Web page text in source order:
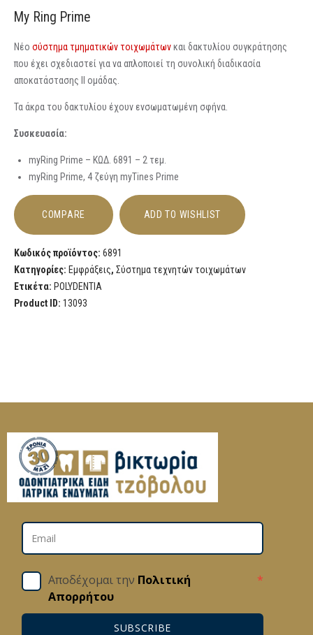
My Ring Prime
Νέο σύστημα τμηματικών τοιχωμάτωνκαι δακτυλίου συγκράτησης
που έχει σχεδιαστεί για να απλοποιεί τη συνολική διαδικασία
αποκατάστασης II ομάδας.
Τα άκρα του δακτυλίου έχουν ενσωματωμένη σφήνα.
Συσκευασία:
myRing Prime – ΚΩΔ. 6891 – 2 τεμ.
myRing Prime, 4 ζεύγη myTines Prime
COMPARE ADD TO WISHLIST
Κωδικός προϊόντος: 6891
Κατηγορίες: Εμφράξεις, Σύστημα τεχνητών τοιχωμάτων
Ετικέτα: POLYDENTIA
Product ID: 13093
Αποδέχομαι την Πολιτική
Απορρήτου
*
SUBSCRIBE